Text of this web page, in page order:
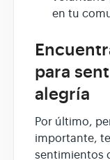
en tu
para
alegría
Por último,
importante,
sentimientos